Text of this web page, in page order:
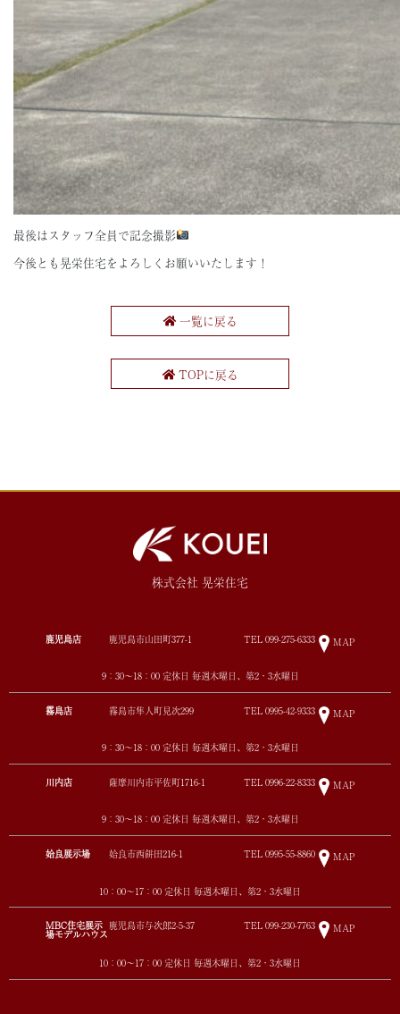
最後はスタッフ全員で記念撮影
今後とも晃栄住宅をよろしくお願いいたします！
一覧に戻る
TOPに戻る
株式会社 晃栄住宅
鹿児島店 鹿児島市山田町377-1 TEL 099-275-6333 MAP
9：30～18：00 定休日 毎週木曜日、第2・3水曜日
霧島店 霧島市隼人町見次299 TEL 0995-42-9333 MAP
9：30～18：00 定休日 毎週木曜日、第2・3水曜日
川内店 薩摩川内市平佐町1716-1 TEL 0996-22-8333 MAP
9：30～18：00 定休日 毎週木曜日、第2・3水曜日
姶良展示場 姶良市西餅田216-1 TEL 0995-55-8860 MAP
10：00～17：00 定休日 毎週木曜日、第2・3水曜日
MBC住宅展示
場モデルハウス
鹿児島市与次郎2-5-37 TEL 099-230-7763 MAP
10：00～17：00 定休日 毎週木曜日、第2・3水曜日